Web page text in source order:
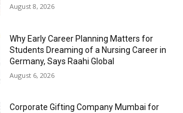
August 8, 2026
Why Early Career Planning Matters for
Students Dreaming of a Nursing Career in
Germany, Says Raahi Global
August 6, 2026
Corporate Gifting Company Mumbai for